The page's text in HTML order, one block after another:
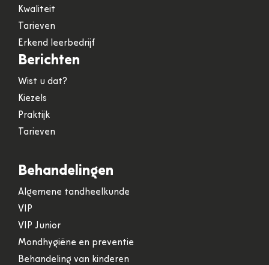
Kwaliteit
Tarieven
Erkend leerbedrijf
Berichten
Wist u dat?
Kiezels
Praktijk
Tarieven
Behandelingen
Algemene tandheelkunde
VIP
VIP Junior
Mondhygiëne en preventie
Behandeling van kinderen